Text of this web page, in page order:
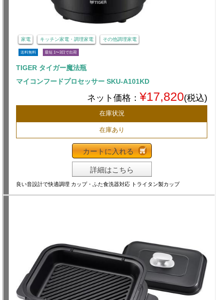
家電 キッチン家電・調理家電 その他調理家電
送料無料 最短 1〜3日で出荷
TIGER タイガー魔法瓶
マイコンフードプロセッサー SKU-A101KD
ネット価格： ¥17,820(税込)
在庫状況
在庫あり
カートに入れる
詳細はこちら
良い音設計で快適調理 カップ・ふた食洗器対応 トライタン製カップ